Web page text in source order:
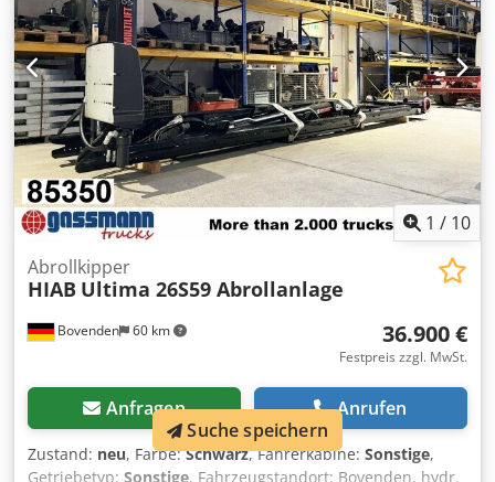
1 / 10
Bovenden 60 km
Abrollkipper
HIAB Ultima 26S59 Abrollanlage
36.900 €
Festpreis zzgl. MwSt.
Anfragen Anrufen
Zustand: neu, Farbe:Schwarz, Fahrerkabine: Sonstige,
Getriebetyp: Sonstige, Fahrzeugstandort: Bovenden, hydr.
Suche speichern